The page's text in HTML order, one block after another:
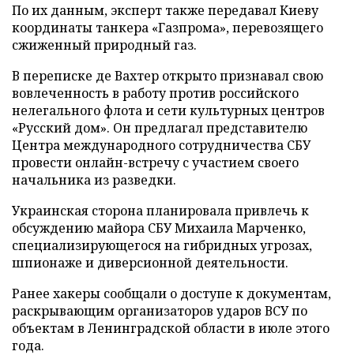
По их данным, эксперт также передавал Киеву
координаты танкера «Газпрома», перевозящего
сжиженный природный газ.
В переписке де Вахтер открыто признавал свою
вовлеченность в работу против российского
нелегального флота и сети культурных центров
«Русский дом». Он предлагал представителю
Центра международного сотрудничества СБУ
провести онлайн-встречу с участием своего
начальника из разведки.
Украинская сторона планировала привлечь к
обсуждению майора СБУ Михаила Марченко,
специализирующегося на гибридных угрозах,
шпионаже и диверсионной деятельности.
Ранее хакеры сообщали о доступе к документам,
раскрывающим организаторов ударов ВСУ по
объектам в Ленинградской области в июле этого
года.